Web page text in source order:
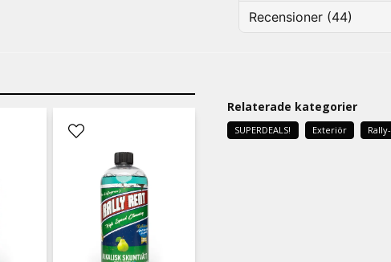
Recensioner (44)
denna produkt 💛🏁🙏
Lena Susan
Relaterade kategorier
SUPERDEALS! Exteriör